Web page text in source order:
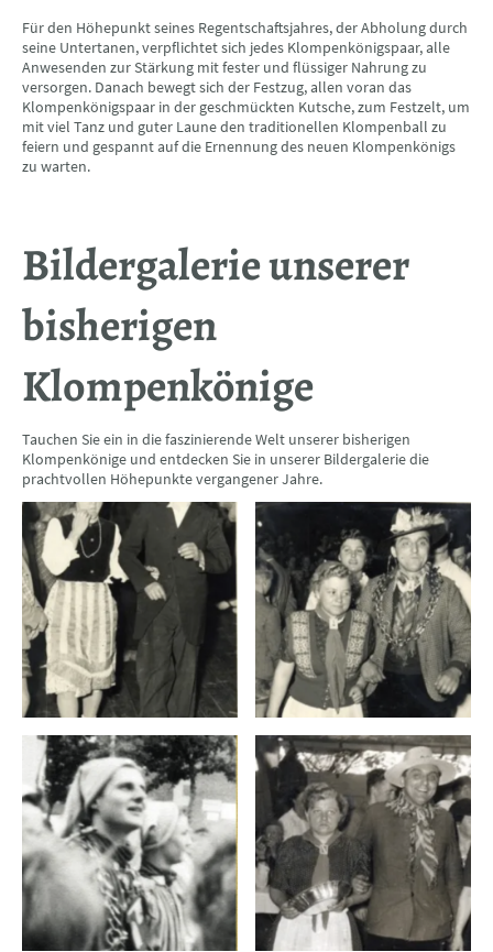
Für den Höhepunkt seines Regentschaftsjahres, der Abholung durch
seine Untertanen, verpflichtet sich jedes Klompenkönigspaar, alle
Anwesenden zur Stärkung mit fester und flüssiger Nahrung zu
versorgen. Danach bewegt sich der Festzug, allen voran das
Klompenkönigspaar in der geschmückten Kutsche, zum Festzelt, um
mit viel Tanz und guter Laune den traditionellen Klompenball zu
feiern und gespannt auf die Ernennung des neuen Klompenkönigs
zu warten.
Bildergalerie unserer
bisherigen
Klompenkönige
Tauchen Sie ein in die faszinierende Welt unserer bisherigen
Klompenkönige und entdecken Sie in unserer Bildergalerie die
prachtvollen Höhepunkte vergangener Jahre.